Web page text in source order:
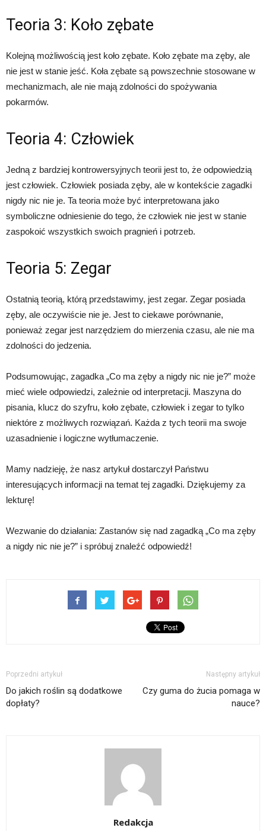
Teoria 3: Koło zębate
Kolejną możliwością jest koło zębate. Koło zębate ma zęby, ale
nie jest w stanie jeść. Koła zębate są powszechnie stosowane w
mechanizmach, ale nie mają zdolności do spożywania
pokarmów.
Teoria 4: Człowiek
Jedną z bardziej kontrowersyjnych teorii jest to, że odpowiedzią
jest człowiek. Człowiek posiada zęby, ale w kontekście zagadki
nigdy nic nie je. Ta teoria może być interpretowana jako
symboliczne odniesienie do tego, że człowiek nie jest w stanie
zaspokoić wszystkich swoich pragnień i potrzeb.
Teoria 5: Zegar
Ostatnią teorią, którą przedstawimy, jest zegar. Zegar posiada
zęby, ale oczywiście nie je. Jest to ciekawe porównanie,
ponieważ zegar jest narzędziem do mierzenia czasu, ale nie ma
zdolności do jedzenia.
Podsumowując, zagadka „Co ma zęby a nigdy nic nie je?” może
mieć wiele odpowiedzi, zależnie od interpretacji. Maszyna do
pisania, klucz do szyfru, koło zębate, człowiek i zegar to tylko
niektóre z możliwych rozwiązań. Każda z tych teorii ma swoje
uzasadnienie i logiczne wytłumaczenie.
Mamy nadzieję, że nasz artykuł dostarczył Państwu
interesujących informacji na temat tej zagadki. Dziękujemy za
lekturę!
Wezwanie do działania: Zastanów się nad zagadką „Co ma zęby
a nigdy nic nie je?” i spróbuj znaleźć odpowiedź!
Poprzedni artykuł
Do jakich roślin są dodatkowe
dopłaty?
Następny artykuł
Czy guma do żucia pomaga w
nauce?
Redakcja